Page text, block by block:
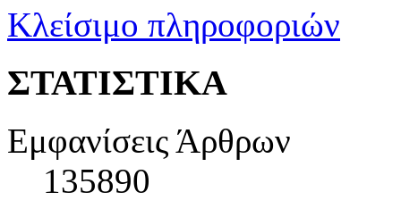
Κλείσιμο πληροφοριών
ΣΤΑΤΙΣΤΙΚΑ
Εμφανίσεις Άρθρων
135890